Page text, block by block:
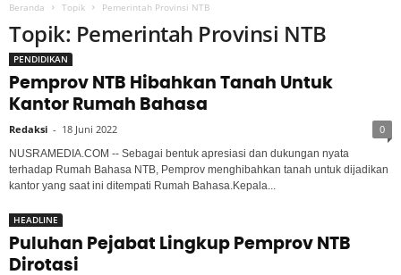
Beranda Topik Pemerintah Provinsi NTB
Topik: Pemerintah Provinsi NTB
PENDIDIKAN
Pemprov NTB Hibahkan Tanah Untuk
Kantor Rumah Bahasa
Redaksi - 18 Juni 2022 0
NUSRAMEDIA.COM -- Sebagai bentuk apresiasi dan dukungan nyata
terhadap Rumah Bahasa NTB, Pemprov menghibahkan tanah untuk dijadikan
kantor yang saat ini ditempati Rumah Bahasa.Kepala...
HEADLINE
Puluhan Pejabat Lingkup Pemprov NTB
Dirotasi